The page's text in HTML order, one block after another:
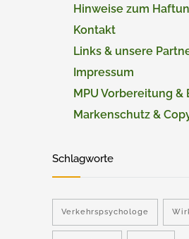
Hinweise zum
Kontakt
Links & unsere
Impressum
MPU Vorbereitung &
Markenschutz &
Schlagworte
Verkehrspsychologe